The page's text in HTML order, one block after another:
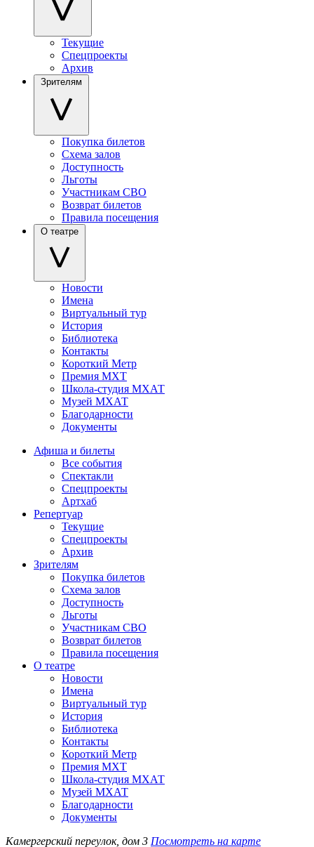
Текущие
Спецпроекты
Архив
Зрителям
Покупка билетов
Схема залов
Доступность
Льготы
Участникам СВО
Возврат билетов
Правила посещения
О театре
Новости
Имена
Виртуальный тур
История
Библиотека
Контакты
Короткий Метр
Премия МХТ
Школа-студия МХАТ
Музей МХАТ
Благодарности
Документы
Афиша и билеты
Все события
Спектакли
Спецпроекты
Артхаб
Репертуар
Текущие
Спецпроекты
Архив
Зрителям
Покупка билетов
Схема залов
Доступность
Льготы
Участникам СВО
Возврат билетов
Правила посещения
О театре
Новости
Имена
Виртуальный тур
История
Библиотека
Контакты
Короткий Метр
Премия МХТ
Школа-студия МХАТ
Музей МХАТ
Благодарности
Документы
Камергерский переулок, дом 3 Посмотреть на карте